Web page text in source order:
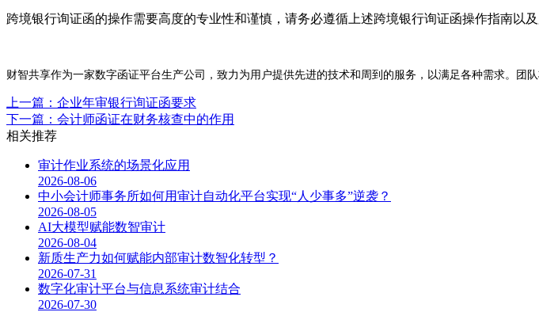
跨境银行询证函的操作需要高度的专业性和谨慎，请务必遵循上述跨境银行询证函操作指南以及
财智共享作为一家数字函证平台生产公司，致力为用户提供先进的技术和周到的服务，以满足各种需求。团
上一篇：企业年审银行询证函要求
下一篇：会计师函证在财务核查中的作用
相关推荐
审计作业系统的场景化应用
2026-08-06
中小会计师事务所如何用审计自动化平台实现“人少事多”逆袭？
2026-08-05
AI大模型赋能数智审计
2026-08-04
新质生产力如何赋能内部审计数智化转型？
2026-07-31
数字化审计平台与信息系统审计结合
2026-07-30